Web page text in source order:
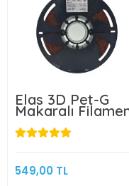
Elas 3D Pet-G
Makaralı
Kiremit 1.75mm
549,00 TL